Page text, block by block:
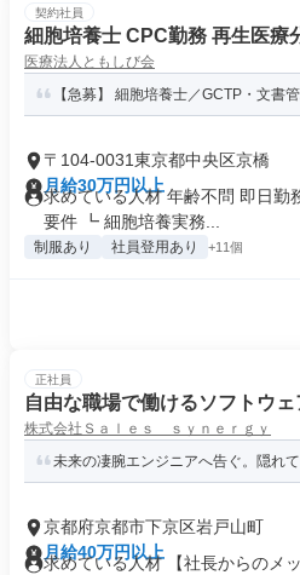
契約社員
細胞培養士 CPC勤務 再生医療
医療法人ともしび会
【急募】 細胞培養士／GCTP・文書
〒104-0031東京都中央区京橋
月給30万円以上
求めている人材 年齢不問 即日勤
要件 ┗ 細胞培養実務...
制服あり 社員登用あり +11個
正社員
自由な職場で働けるソフトウ
株式会社Ｓａｌｅｓ ｓｙｎｅｒｇｙ
未来の凄腕エンジニアへ告ぐ。隠れ
京都府京都市下京区岩戸山町
月給40万円以上
求めている人材 【社長からのメ